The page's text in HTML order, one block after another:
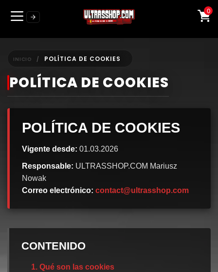
0
INICIO POLÍTICA DE COOKIES
POLÍTICA DE COOKIES
POLÍTICA DE COOKIES
Vigente desde: 01.03.2026
Responsable: ULTRASSHOP.COM Mariusz
Nowak
Correo electrónico: contact@ultrasshop.com
CONTENIDO
1. Qué son las cookies